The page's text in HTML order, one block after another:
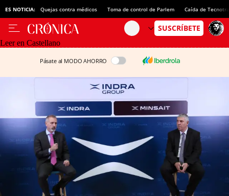
ES NOTICIA: Quejas contra médicos Toma de control de Parlem Caída de
Leer en Castellano
Pásate al MODO AHORRO